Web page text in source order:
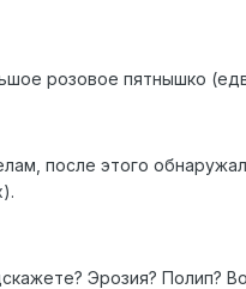
розовое пятнышко
после этого
Эрозия? Полип?